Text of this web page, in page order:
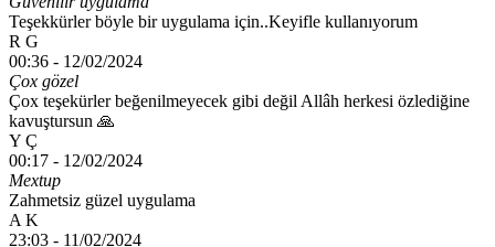
Teşekkürler böyle bir uygulama için..Keyifle kullanıyorum
R G
00:36 - 12/02/2024
Çox gözel
Çox teşekürler beğenilmeyecek gibi değil Allâh herkesi özlediğine
kavuştursun 🙏
Y Ç
00:17 - 12/02/2024
Mextup
Zahmetsiz güzel uygulama
A K
23:03 - 11/02/2024